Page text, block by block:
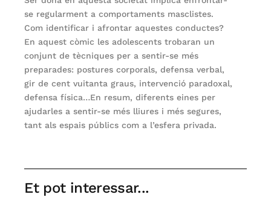
se regularment a comportaments masclistes.
Com identificar i afrontar aquestes conductes?
En aquest còmic les adolescents trobaran un
conjunt de tècniques per a sentir-se més
preparades: postures corporals, defensa verbal,
gir de cent vuitanta graus, intervenció paradoxal,
defensa física…En resum, diferents eines per
ajudarles a sentir-se més lliures i més segures,
tant als espais públics com a l’esfera privada.
Et pot interessar...